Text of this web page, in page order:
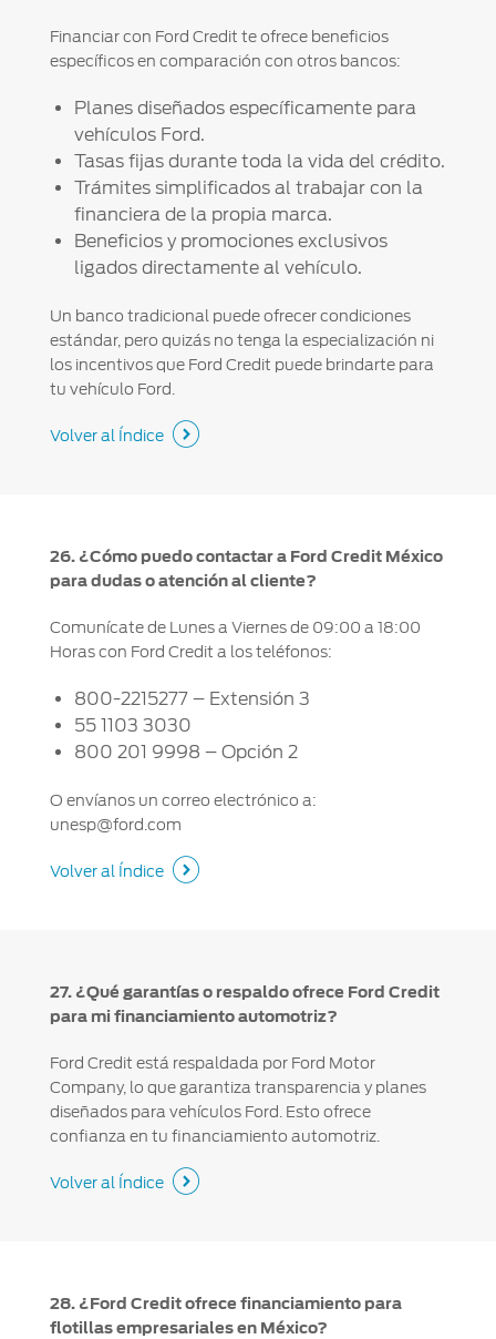
Financiar con Ford Credit te ofrece beneficios
específicos en comparación con otros bancos:
Planes diseñados específicamente para
vehículos Ford.
Tasas fijas durante toda la vida del crédito.
Trámites simplificados al trabajar con la
financiera de la propia marca.
Beneficios y promociones exclusivos
ligados directamente al vehículo.
Un banco tradicional puede ofrecer condiciones
estándar, pero quizás no tenga la especialización ni
los incentivos que Ford Credit puede brindarte para
tu vehículo Ford.
Volver al Índice
26. ¿Cómo puedo contactar a Ford Credit México
para dudas o atención al cliente?
Comunícate de Lunes a Viernes de 09:00 a 18:00
Horas con Ford Credit a los teléfonos:
800-2215277 – Extensión 3
55 1103 3030
800 201 9998 – Opción 2
O envíanos un correo electrónico a:
unesp@ford.com
Volver al Índice
27. ¿Qué garantías o respaldo ofrece Ford Credit
para mi financiamiento automotriz?
Ford Credit está respaldada por Ford Motor
Company, lo que garantiza transparencia y planes
diseñados para vehículos Ford. Esto ofrece
confianza en tu financiamiento automotriz.
Volver al Índice
28. ¿Ford Credit ofrece financiamiento para
flotillas empresariales en México?